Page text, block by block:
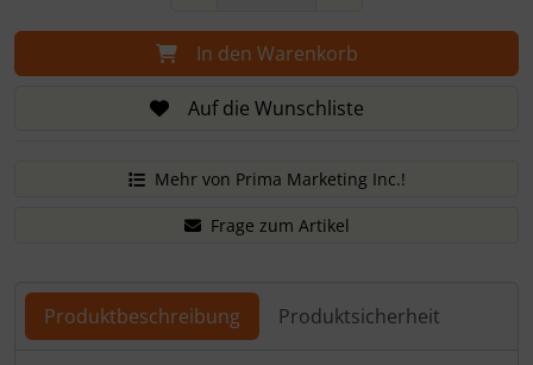
In den Warenkorb
Auf die Wunschliste
Mehr von Prima Marketing Inc.!
Frage zum Artikel
Produktbeschreibung Produktsicherheit